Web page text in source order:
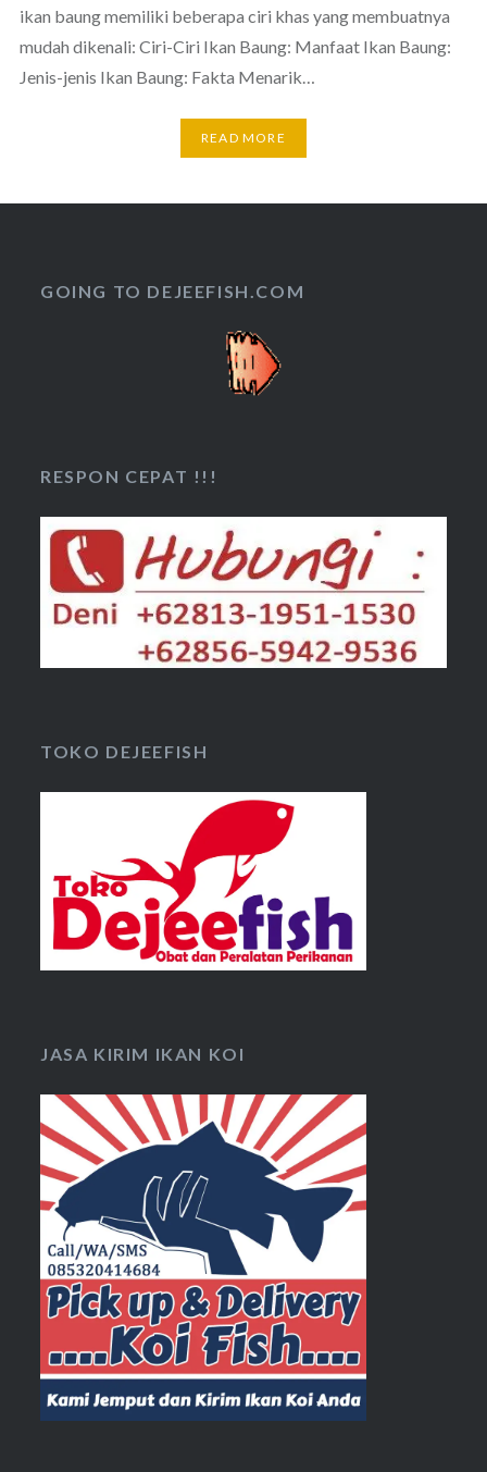
ikan baung memiliki beberapa ciri khas yang membuatnya
mudah dikenali: Ciri-Ciri Ikan Baung: Manfaat Ikan Baung:
Jenis-jenis Ikan Baung: Fakta Menarik…
READ MORE
GOING TO DEJEEFISH.COM
RESPON CEPAT !!!
TOKO DEJEEFISH
JASA KIRIM IKAN KOI